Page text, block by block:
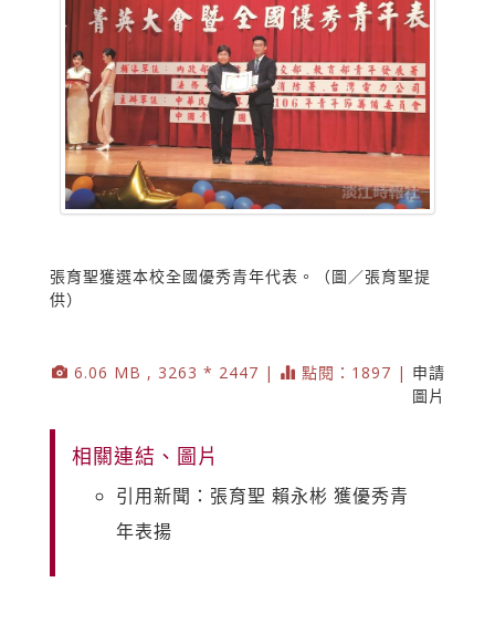
張育聖獲選本校全國優秀青年代表。（圖／張育聖提
供）
6.06 MB , 3263 * 2447 | 點閱：1897 | 申請
圖片
相關連結、圖片
引用新聞：張育聖 賴永彬 獲優秀青
年表揚